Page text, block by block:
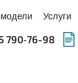
Услуги
790‑76-98